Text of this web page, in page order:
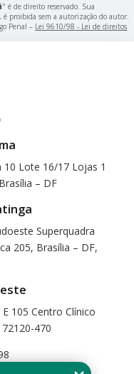
" é de direito reservado. Sua
proibida sem a autorização do autor.
Penal – Lei 9610/98 - Lei de direitos
10 Lote 16/17 Lojas 1
– DF
Superquadra
205, Brasília – DF,
105 Centro Clínico
470